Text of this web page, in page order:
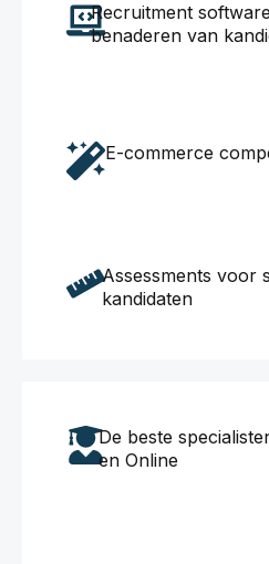
Recruitment
benaderen van
E-commerce
Assessments voor
kandidaten
De beste
en Online